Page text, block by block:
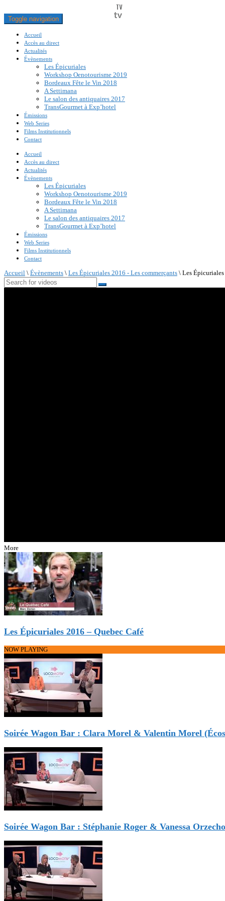
Toggle navigation
Accueil
Accès au direct
Actualités
Évènements
Les Épicuriales
Workshop Oenotourisme 2019
Bordeaux Fête le Vin 2018
A Settimana
Le salon des antiquaires 2017
TransGourmet à Exp’hotel
Émissions
Web Series
Films Institutionnels
Contact
Accueil
Accès au direct
Actualités
Évènements
Les Épicuriales
Workshop Oenotourisme 2019
Bordeaux Fête le Vin 2018
A Settimana
Le salon des antiquaires 2017
TransGourmet à Exp’hotel
Émissions
Web Series
Films Institutionnels
Contact
Accueil \ Évènements \ Les Épicuriales 2016 - Les commerçants \ Les
More
Les Épicuriales 2016 – Quebec Café
NOW PLAYING
Soirée Wagon Bar : Clara Morel & Valentin Morel
Soirée Wagon Bar : Stéphanie Roger & Vanessa